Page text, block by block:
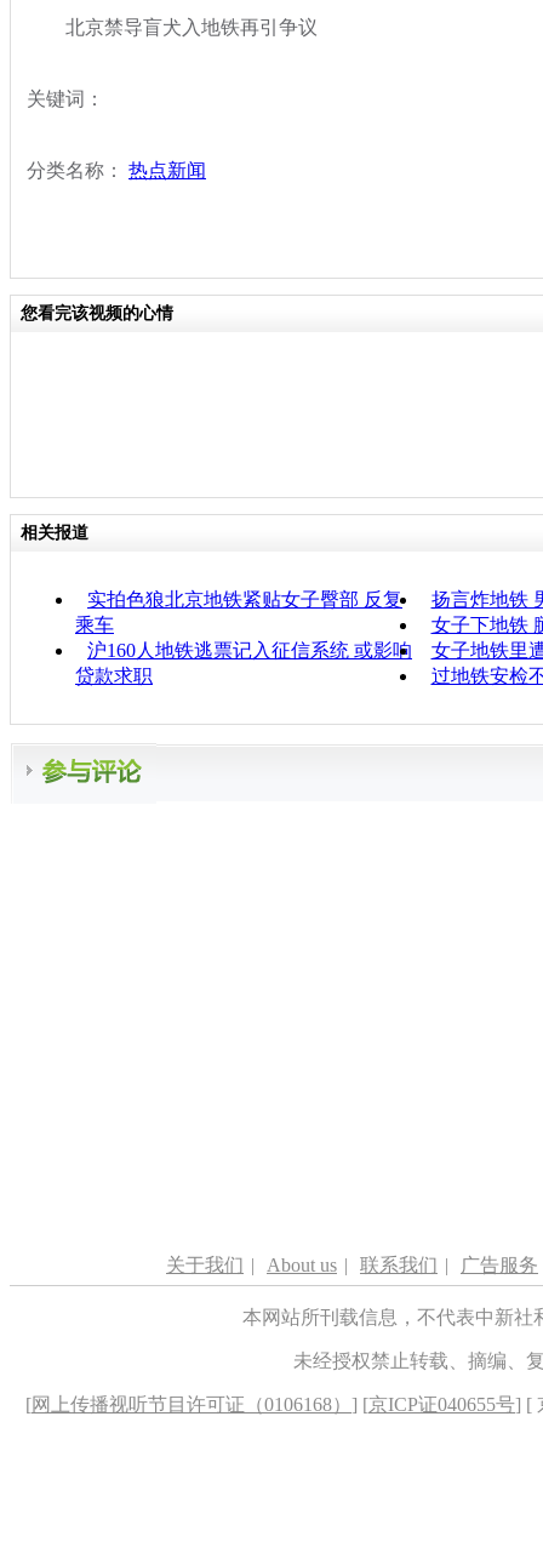
北京禁导盲犬入地铁再引争议
关键词：
分类名称： 热点新闻
您看完该视频的心情
相关报道
实拍色狼北京地铁紧贴女子臀部 反复
乘车
扬言炸地铁
女子下地铁
沪160人地铁逃票记入征信系统 或影响
贷款求职
女子地铁里
过地铁安检
关于我们 | About us | 联系我们 | 广告服务
本网站所刊载信息，不代表中新
未经授权禁止转载、摘编、
[网上传播视听节目许可证（0106168） ] [京ICP证040655号] [